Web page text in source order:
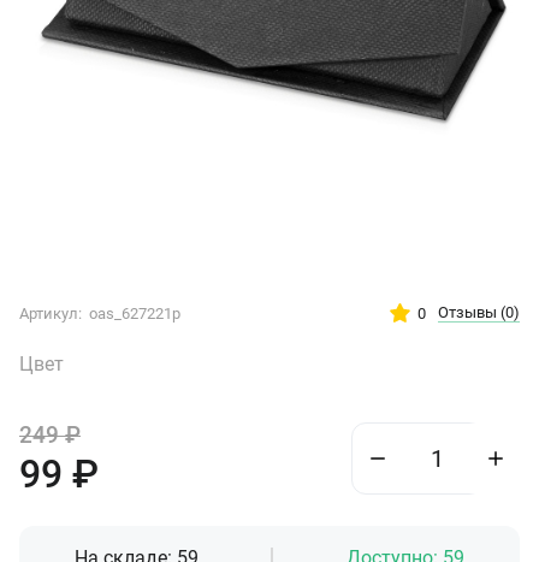
Артикул: oas_627221p 0 Отзывы (0)
Цвет
249 ₽
99 ₽